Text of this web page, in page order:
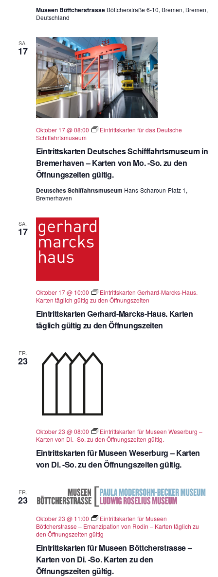
Museen Böttcherstrasse Böttcherstraße 6-10, Bremen, Bremen,
Deutschland
SA.
17
Eintrittskarten Deutsches Schifffahrtsmuseum in
Bremerhaven – Karten von Mo. -So. zu den
Öffnungszeiten gültig.
Oktober 17 @ 08:00
Eintrittskarten für das Deutsche
Schiffahrtsmuseum
Deutsches Schiffahrtsmuseum Hans-Scharoun-Platz 1,
Bremerhaven
SA.
17
Eintrittskarten Gerhard-Marcks-Haus. Karten
täglich gültig zu den Öffnungszeiten
Oktober 17 @ 10:00
Eintrittskarten Gerhard-Marcks-Haus.
Karten täglich gültig zu den Öffnungszeiten
FR.
23
Eintrittskarten für Museen Weserburg – Karten
von Di. -So. zu den Öffnungszeiten gültig.
Oktober 23 @ 08:00
Eintrittskarten für Museen Weserburg –
Karten von Di. -So. zu den Öffnungszeiten gültig.
FR.
23
Eintrittskarten für Museen Böttcherstrasse –
Karten von Di. -So. Karten zu den
Öffnungszeiten gültig.
Oktober 23 @ 11:00
Eintrittskarten für Museen
Böttcherstrasse – Emanzipation von Rodin – Karten täglich zu
den Öffnungszeiten gültig